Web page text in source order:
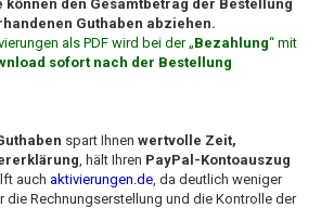
können den Gesamtbetrag der Bestellung
Guthaben abziehen.
als PDF wird bei der „Bezahlung“ mit
sofort nach der Bestellung
spart Ihnen wertvolle Zeit,
, hält Ihren PayPal-Kontoauszug
auch aktivierungen.de , da deutlich weniger
die Rechnungserstellung und die Kontrolle der